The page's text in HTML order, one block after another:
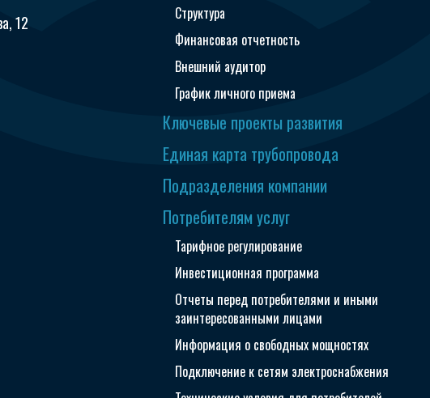
12
Структура
Финансовая отчетность
Внешний аудитор
График личного приема
Ключевые проекты развития
Единая карта трубопровода
Подразделения компании
Потребителям услуг
Тарифное регулирование
Инвестиционная программа
Отчеты перед потребителями и иными
заинтересованными лицами
Информация о свободных мощностях
Подключение к сетям электроснабжения